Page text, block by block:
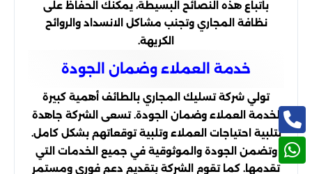
باتباع هذه النصائح البسيطة، يمكنك الحفاظ على
نظافة المجاري وتجنب مشاكل الانسداد والروائح
الكريهة.
خدمة العملاء وضمان الجودة
تولي شركة تسليك المجاري بالطائف أهمية كبيرة
لخدمة العملاء وضمان الجودة. تسعى الشركة جاهدة
لتلبية احتياجات العملاء وتلبية توقعاتهم بشكل كامل.
وتضمن الجودة والموثوقية في جميع الخدمات التي
تقدمها. كما تقوم الشركة بتقديم دعم فوري ومستمر